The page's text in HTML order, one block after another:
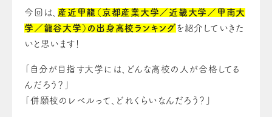
今回は、 産近甲龍（京都産業大学／近畿大学／甲南大
学／龍谷大学）の出身高校ランキング を紹介していきた
いと思います！
「自分が目指す大学には、どんな高校の人が合格してる
んだろう？」
「併願校のレベルって、どれくらいなんだろう？」